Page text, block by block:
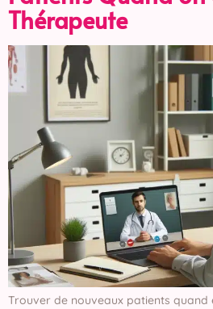
Thérapeute
Trouver de nouveaux patients quand